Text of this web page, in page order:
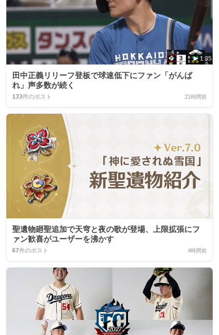
1:35
田中正義リリーフ登板で球速低下にファン「がんば
れ」声多数が続く
133件のポスト 21時間前
聖遺物廻聖追加で天穹と夜の歌が登場、上限拡張にフ
ァン歓喜がユーザーを沸かす
67件のポスト 4時間前